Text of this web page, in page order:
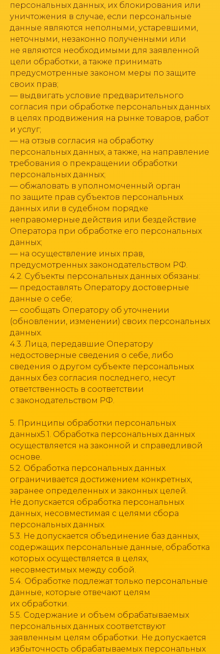
персональных данных, их блокирования или
уничтожения в случае, если персональные
данные являются неполными, устаревшими,
неточными, незаконно полученными или
не являются необходимыми для заявленной
цели обработки, а также принимать
предусмотренные законом меры по защите
своих прав;
— выдвигать условие предварительного
согласия при обработке персональных данных
в целях продвижения на рынке товаров, работ
и услуг;
— на отзыв согласия на обработку
персональных данных, а также, на направление
требования о прекращении обработки
персональных данных;
— обжаловать в уполномоченный орган
по защите прав субъектов персональных
данных или в судебном порядке
неправомерные действия или бездействие
Оператора при обработке его персональных
данных;
— на осуществление иных прав,
предусмотренных законодательством РФ.
4.2. Субъекты персональных данных обязаны:
— предоставлять Оператору достоверные
данные о себе;
— сообщать Оператору об уточнении
(обновлении, изменении) своих персональных
данных.
4.3. Лица, передавшие Оператору
недостоверные сведения о себе, либо
сведения о другом субъекте персональных
данных без согласия последнего, несут
ответственность в соответствии
с законодательством РФ.
5. Принципы обработки персональных
данных5.1. Обработка персональных данных
осуществляется на законной и справедливой
основе.
5.2. Обработка персональных данных
ограничивается достижением конкретных,
заранее определенных и законных целей.
Не допускается обработка персональных
данных, несовместимая с целями сбора
персональных данных.
5.3. Не допускается объединение баз данных,
содержащих персональные данные, обработка
которых осуществляется в целях,
несовместимых между собой.
5.4. Обработке подлежат только персональные
данные, которые отвечают целям
их обработки.
5.5. Содержание и объем обрабатываемых
персональных данных соответствуют
заявленным целям обработки. Не допускается
избыточность обрабатываемых персональных